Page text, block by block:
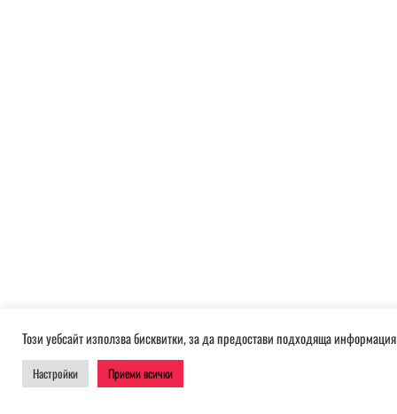
Този уебсайт използва бисквитки, за да предостави подходяща
Настройки Приеми всички